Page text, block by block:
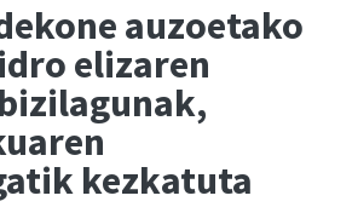
auzoetako
elizaren
kezkatuta